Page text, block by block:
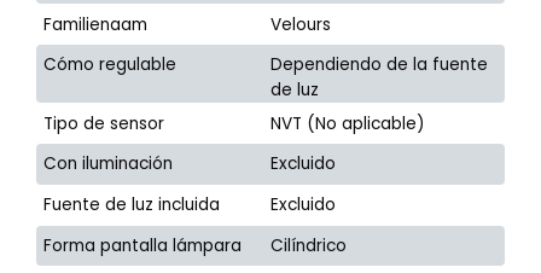
Familienaam
Velours
Cómo regulable
Dependiendo de la fuente
de luz
Tipo de sensor
NVT (No aplicable)
Con iluminación
Excluido
Fuente de luz incluida
Excluido
Forma pantalla lámpara
Cilíndrico